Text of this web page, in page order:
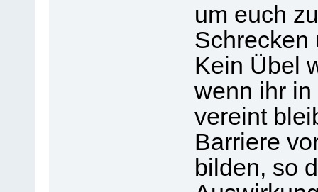
um euch
Schrecken
Kein Übel
wenn ihr
vereint
Barriere
bilden, so